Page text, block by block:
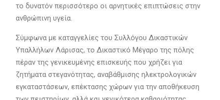
το δυνατόν περισσότερο οι αρνητικές επιπτώσεις στην
ανθρώπινη υγεία.
Σύμφωνα με καταγγελίες του Συλλόγου Δικαστικών
Υπαλλήλων Λάρισας, το Δικαστικό Μέγαρο της πόλης
πέραν της γενικευμένης επισκευής που χρήζει για
ζητήματα στεγανότητας, αναβάθμισης ηλεκτρολογικών
εγκαταστάσεων, επέκτασης χώρων για την αποθήκευση